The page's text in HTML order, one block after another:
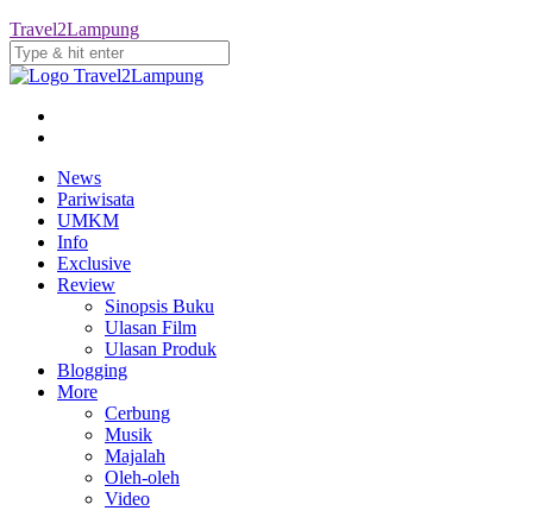
Travel2Lampung
News
Pariwisata
UMKM
Info
Exclusive
Review
Sinopsis Buku
Ulasan Film
Ulasan Produk
Blogging
More
Cerbung
Musik
Majalah
Oleh-oleh
Video